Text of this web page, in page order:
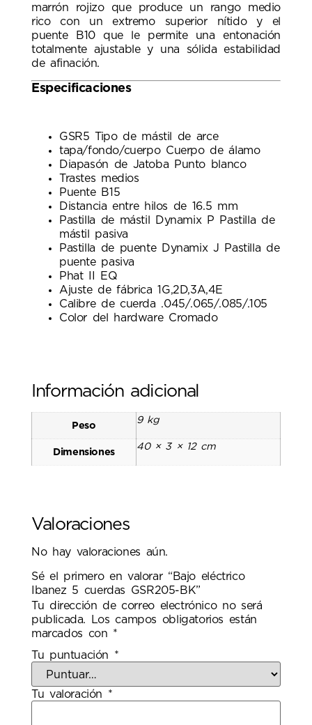
marrón rojizo que produce un rango medio
rico con un extremo superior nítido y el
puente B10 que le permite una entonación
totalmente ajustable y una sólida estabilidad
de afinación.
Especificaciones
GSR5 Tipo de mástil de arce
tapa/fondo/cuerpo Cuerpo de álamo
Diapasón de Jatoba Punto blanco
Trastes medios
Puente B15
Distancia entre hilos de 16.5 mm
Pastilla de mástil Dynamix P Pastilla de
mástil pasiva
Pastilla de puente Dynamix J Pastilla de
puente pasiva
Phat II EQ
Ajuste de fábrica 1G,2D,3A,4E
Calibre de cuerda .045/.065/.085/.105
Color del hardware Cromado
Información adicional
Peso
9 kg
Dimensiones
40 × 3 × 12 cm
Valoraciones
No hay valoraciones aún.
Sé el primero en valorar “Bajo eléctrico
Ibanez 5 cuerdas GSR205-BK”
Tu dirección de correo electrónico no será
publicada.
Los campos obligatorios están
marcados con *
Tu puntuación *
Tu valoración *